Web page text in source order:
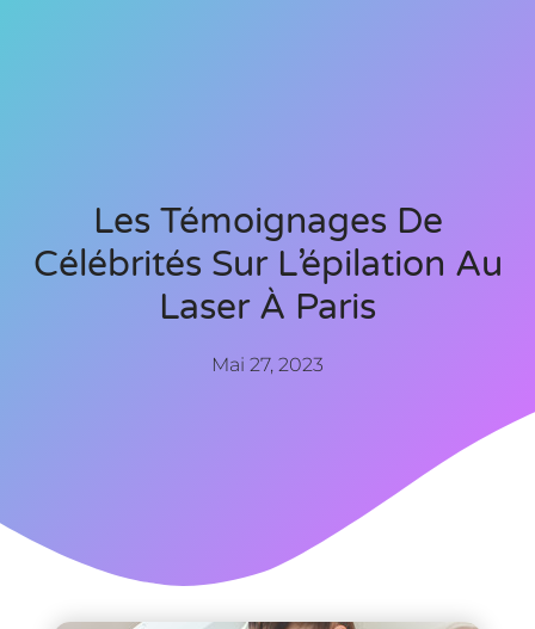
Les Témoignages De
Célébrités Sur L’épilation Au
Laser À Paris
Mai 27, 2023